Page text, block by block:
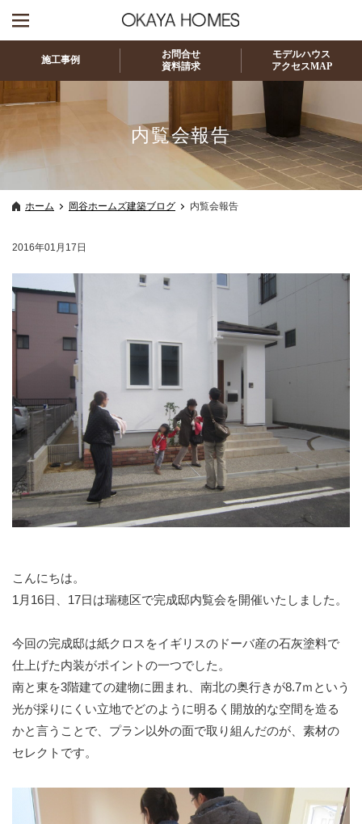
施工事例
お問合せ
資料請求
モデルハウス
アクセスMAP
内覧会報告
ホーム 岡谷ホームズ建築ブログ 内覧会報告
2016年01月17日
こんにちは。
1月16日、17日は瑞穂区で完成邸内覧会を開催いたしました。
今回の完成邸は紙クロスをイギリスのドーバ産の石灰塗料で
仕上げた内装がポイントの一つでした。
南と東を3階建ての建物に囲まれ、南北の奥行きが8.7ｍという
光が採りにくい立地でどのように明るく開放的な空間を造る
かと言うことで、プラン以外の面で取り組んだのが、素材の
セレクトです。